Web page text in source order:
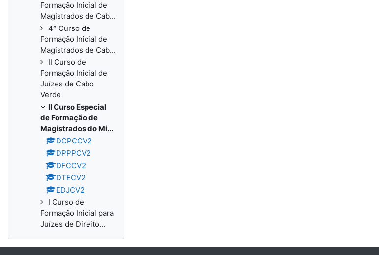
Formação Inicial de
Magistrados de Cab...
4º Curso de
Formação Inicial de
Magistrados de Cab...
II Curso de
Formação Inicial de
Juízes de Cabo
Verde
II Curso Especial
de Formação de
Magistrados do Mi...
DCPCCV2
DPPPCV2
DFCCV2
DTECV2
EDJCV2
I Curso de
Formação Inicial para
Juízes de Direito...